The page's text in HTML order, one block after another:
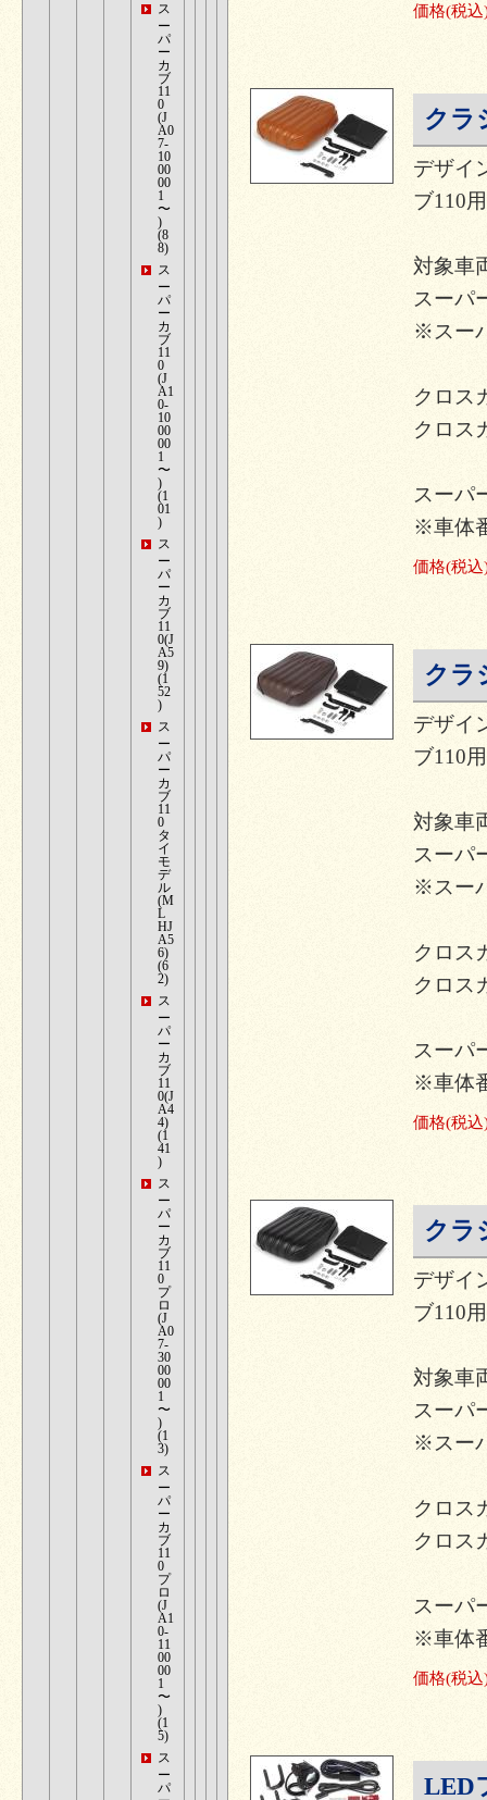
ス
ー
パ
ー
カ
ブ
11
0
(J
A0
7-
10
00
00
1
〜
)
(8
8)
ス
ー
パ
ー
カ
ブ
11
0
(J
A1
0-
10
00
00
1
〜
)
(1
01
)
ス
ー
パ
ー
カ
ブ
11
0(J
A5
9)
(1
52
)
ス
ー
パ
ー
カ
ブ
11
0
タ
イ
モ
デ
ル
(M
L
HJ
A5
6)
(6
2)
ス
ー
パ
ー
カ
ブ
11
0(J
A4
4)
(1
41
)
ス
ー
パ
ー
カ
ブ
11
0
プ
ロ
(J
A0
7-
30
00
00
1
〜
)
(1
3)
ス
ー
パ
ー
カ
ブ
11
0
プ
ロ
(J
A1
0-
11
00
00
1
〜
)
(1
5)
ス
ー
パ
価格(税込
クラ
デザイ
ブ110
対象車
スーパ
※スー
クロス
クロス
スーパ
※車体
価格(税込
クラ
デザイ
ブ110
対象車
スーパ
※スー
クロス
クロス
スーパ
※車体
価格(税込
クラ
デザイ
ブ110
対象車
スーパ
※スー
クロス
クロス
スーパ
※車体
価格(税込
LED